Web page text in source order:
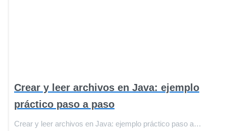
Crear y leer archivos en Java: ejemplo
práctico paso a paso
Crear y leer archivos en Java: ejemplo práctico paso a…